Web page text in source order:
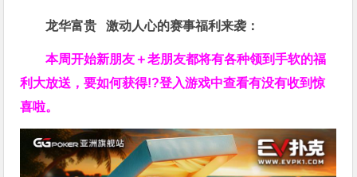
龙华富贵 激动人心的赛事福利来袭：
本周开始新朋友＋老朋友都将有各种领到手软的福
利大放送，要如何获得!?登入游戏中查看有没有收到惊
喜啦。